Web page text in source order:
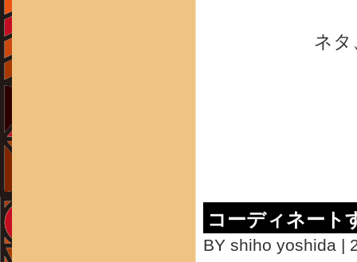
ネタ
コーディネート
BY shiho yoshida |